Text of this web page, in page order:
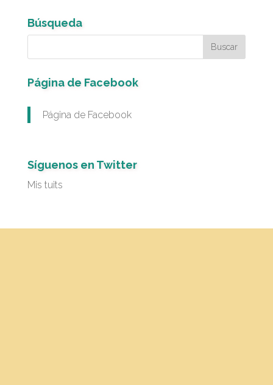
Búsqueda
Página de Facebook
Página de Facebook
Síguenos en Twitter
Mis tuits